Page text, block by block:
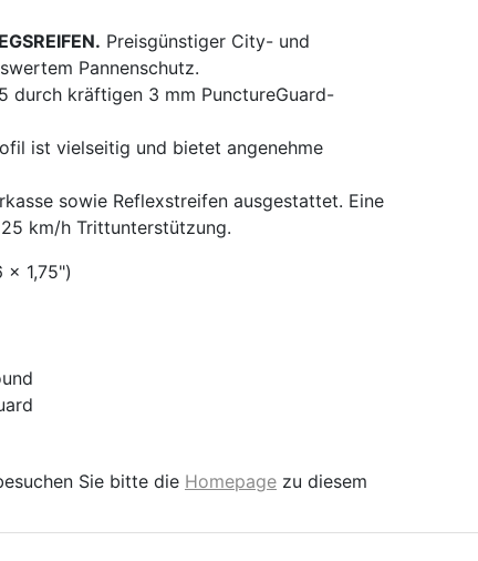
Preisgünstiger City- und
Pannenschutz.
durch kräftigen 3 mm PunctureGuard-
ist vielseitig und bietet angenehme
sowie Reflexstreifen ausgestattet. Eine
km/h Trittunterstützung.
x 1,75")
Sie bitte die Homepage zu diesem